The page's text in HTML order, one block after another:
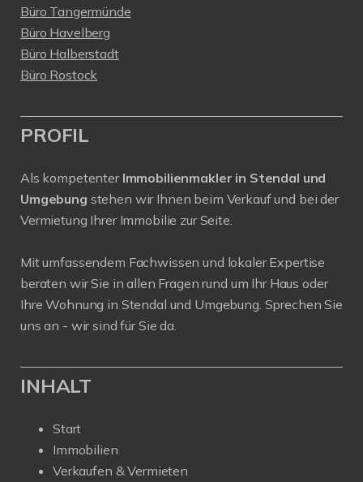
Büro Tangermünde
Büro Havelberg
Büro Halberstadt
Büro Rostock
PROFIL
Als kompetenter Immobilienmakler in Stendal und
Umgebung stehen wir Ihnen beim Verkauf und bei der
Vermietung Ihrer Immobilie zur Seite.
Mit umfassendem Fachwissen und lokaler Expertise
beraten wir Sie in allen Fragen rund um Ihr Haus oder
Ihre Wohnung in Stendal und Umgebung. Sprechen Sie
uns an - wir sind für Sie da.
INHALT
Start
Immobilien
Verkaufen & Vermieten